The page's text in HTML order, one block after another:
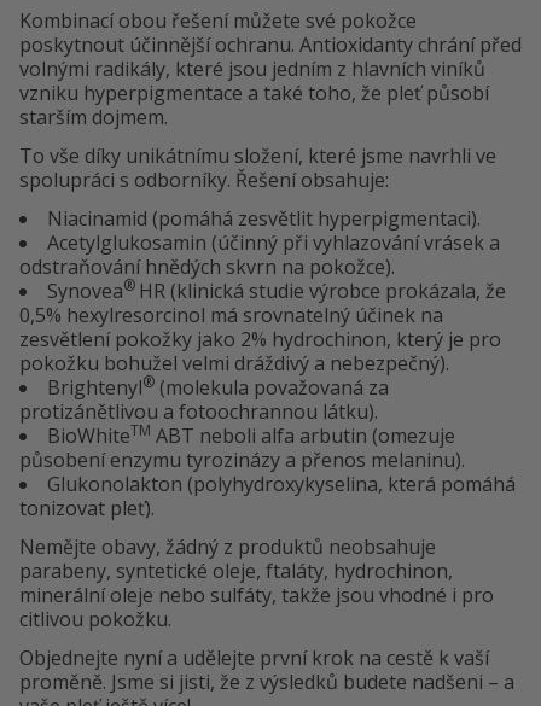
Kombinací obou řešení můžete své pokožce
poskytnout účinnější ochranu. Antioxidanty chrání před
volnými radikály, které jsou jedním z hlavních viníků
vzniku hyperpigmentace a také toho, že pleť působí
starším dojmem.
To vše díky unikátnímu složení, které jsme navrhli ve
spolupráci s odborníky. Řešení obsahuje:
Niacinamid (pomáhá zesvětlit hyperpigmentaci).
Acetylglukosamin (účinný při vyhlazování vrásek a
odstraňování hnědých skvrn na pokožce).
Synovea® HR (klinická studie výrobce prokázala, že
0,5% hexylresorcinol má srovnatelný účinek na
zesvětlení pokožky jako 2% hydrochinon, který je pro
pokožku bohužel velmi dráždivý a nebezpečný).
Brightenyl® (molekula považovaná za
protizánětlivou a fotoochrannou látku).
BioWhiteTM ABT neboli alfa arbutin (omezuje
působení enzymu tyrozinázy a přenos melaninu).
Glukonolakton (polyhydroxykyselina, která pomáhá
tonizovat pleť).
Nemějte obavy, žádný z produktů neobsahuje
parabeny, syntetické oleje, ftaláty, hydrochinon,
minerální oleje nebo sulfáty, takže jsou vhodné i pro
citlivou pokožku.
Objednejte nyní a udělejte první krok na cestě k vaší
proměně. Jsme si jisti, že z výsledků budete nadšeni – a